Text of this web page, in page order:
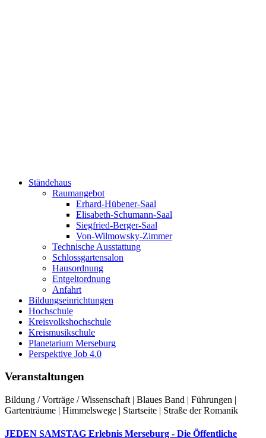
Ständehaus
Raumangebot
Erhard-Hübener-Saal
Elisabeth-Schumann-Saal
Siegfried-Berger-Saal
Von-Wilmowsky-Zimmer
Technische Ausstattung
Schlossgartensalon
Hausordnung
Entgeltordnung
Anfahrt
Bildungseinrichtungen
Hochschule
Kreisvolkshochschule
Kreismusikschule
Planetarium Merseburg
Perspektive Job 4.0
Veranstaltungen
Bildung / Vorträge / Wissenschaft | Blaues Band | Führungen |
Gartenträume | Himmelswege | Startseite | Straße der Romanik
JEDEN SAMSTAG Erlebnis Merseburg - Die Öffentliche